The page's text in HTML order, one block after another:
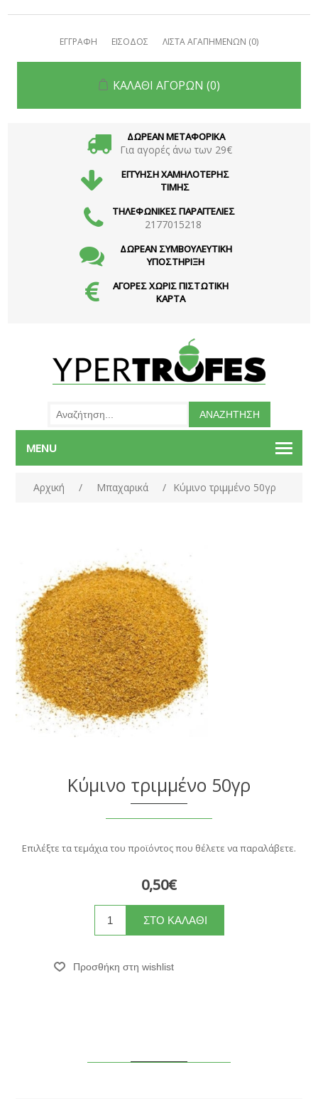
ΕΓΓΡΑΦΗ ΕΙΣΟΔΟΣ ΛΙΣΤΑ ΑΓΑΠΗΜΕΝΩΝ (0)
ΚΑΛΑΘΙ ΑΓΟΡΩΝ (0)
ΔΩΡΕΑΝ ΜΕΤΑΦΟΡΙΚΑ
Για αγορές άνω των 29€
ΕΓΓΥΗΣΗ ΧΑΜΗΛΟΤΕΡΗΣ
ΤΙΜΗΣ
ΤΗΛΕΦΩΝΙΚΕΣ ΠΑΡΑΓΓΕΛΙΕΣ
2177015218
ΔΩΡΕΑΝ ΣΥΜΒΟΥΛΕΥΤΙΚΗ
ΥΠΟΣΤΗΡΙΞΗ
ΑΓΟΡΕΣ ΧΩΡΙΣ ΠΙΣΤΩΤΙΚΗ
ΚΑΡΤΑ
MENU
Αρχική / Μπαχαρικά / Κύμινο τριμμένο 50γρ
Κύμινο τριμμένο 50γρ
Επιλέξτε τα τεμάχια του προϊόντος που θέλετε να παραλάβετε.
0,50€